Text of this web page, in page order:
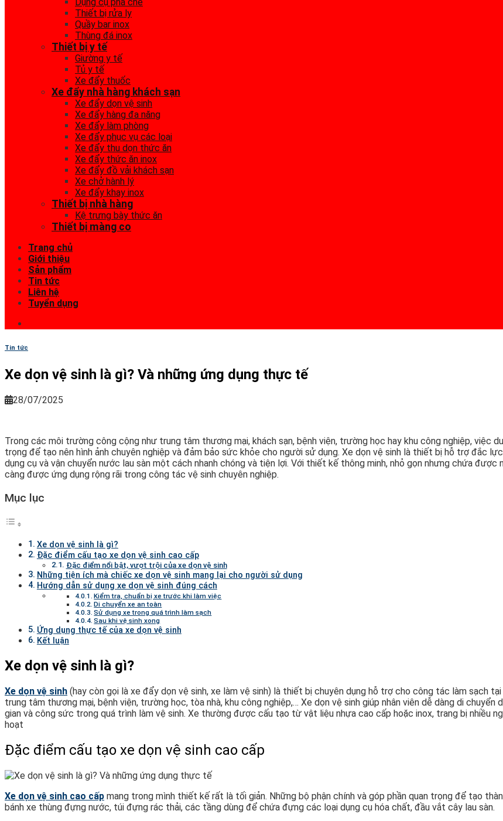
Thiết bị rửa ly
Quầy bar inox
Thùng đá inox
Thiết bị y tế
Giường y tế
Tủ y tế
Xe đẩy thuốc
Xe đẩy nhà hàng khách sạn
Xe đẩy dọn vệ sinh
Xe đẩy hàng đa năng
Xe đẩy làm phòng
Xe đẩy phục vụ các loại
Xe đẩy thu dọn thức ăn
Xe đẩy thức ăn inox
Xe đẩy đồ vải khách sạn
Xe chở hành lý
Xe đẩy khay inox
Thiết bị nhà hàng
Kệ trưng bày thức ăn
Thiết bị màng co
Trang chủ
Giới thiệu
Sản phẩm
Tin tức
Liên hệ
Tuyển dụng
Tin tức
Xe dọn vệ sinh là gì? Và những ứng dụng thực tế
28/07/2025
Trong các môi trường công cộng như trung tâm thương mại, khách sạn, bệnh viện, trường học hay khu công nghiệp, việc
trọng để tạo nên hình ảnh chuyên nghiệp và đảm bảo sức khỏe cho người sử dụng. Xe dọn vệ sinh là thiết bị hỗ trợ đắc
dụng cụ và vận chuyển nước lau sàn một cách nhanh chóng và tiện lợi. Với thiết kế thông minh, nhỏ gọn nhưng chứa được
càng được ứng dụng rộng rãi trong công tác vệ sinh chuyên nghiệp.
Mục lục
Xe dọn vệ sinh là gì?
Đặc điểm cấu tạo xe dọn vệ sinh cao cấp
Đặc điểm nổi bật, vượt trội của xe dọn vệ sinh
Những tiện ích mà chiếc xe dọn vệ sinh mang lại cho người sử dụng
Hướng dẫn sử dụng xe dọn vệ sinh đúng cách
Kiểm tra, chuẩn bị xe trước khi làm việc
Di chuyển xe an toàn
Sử dụng xe trong quá trình làm sạch
Sau khi vệ sinh xong
Ứng dụng thực tế của xe dọn vệ sinh
Kết luận
Xe dọn vệ sinh là gì?
Xe dọn vệ sinh (hay còn gọi là xe đẩy dọn vệ sinh, xe làm vệ sinh) là thiết bị chuyên dụng hỗ trợ cho công tác làm sạch tại
trung tâm thương mại, bệnh viện, trường học, tòa nhà, khu công nghiệp,… Xe dọn vệ sinh giúp nhân viên dễ dàng di
gian và công sức trong quá trình làm vệ sinh. Xe thường được cấu tạo từ vật liệu nhựa cao cấp hoặc inox, trang bị nhiều
hoạt
Đặc điểm cấu tạo xe dọn vệ sinh cao cấp
Xe dọn vệ sinh cao cấp mang trong mình thiết kế rất là tối giản. Những bộ phận chính và góp phần quan trọng để tạo
bánh xe thùng đựng nước, túi đựng rác thải, các tầng dùng để chứa đựng các loại dụng cụ hóa chất, đầu vắt cây lau sàn.